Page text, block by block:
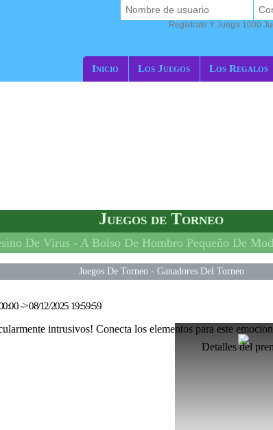
Inicio Los Juegos Los Regalos
Regístrate Y Juega 1000
Juegos de Torneo
De Virus - A Bolso De Hombro Pequeño De
Juegos De Torneo- Ganadores Del Torneo
->08/12/2025 19:59:59
Detalles del